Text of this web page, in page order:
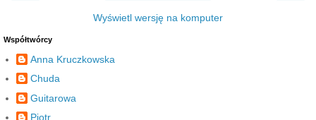
Wyświetl wersję na komputer
Współtwórcy
Anna Kruczkowska
Chuda
Guitarowa
Piotr